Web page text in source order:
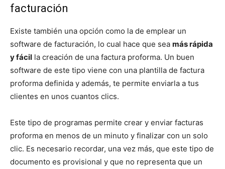
facturación
Existe también una opción como la de emplear un
software de facturación, lo cual hace que sea más rápida
y fácil la creación de una factura proforma. Un buen
software de este tipo viene con una plantilla de factura
proforma definida y además, te permite enviarla a tus
clientes en unos cuantos clics.
Este tipo de programas permite crear y enviar facturas
proforma en menos de un minuto y finalizar con un solo
clic. Es necesario recordar, una vez más, que este tipo de
documento es provisional y que no representa que un